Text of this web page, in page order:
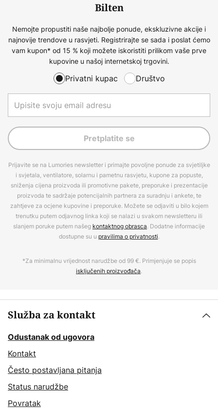
Bilten
Nemojte propustiti naše najbolje ponude, ekskluzivne akcije i
najnovije trendove u rasvjeti. Registrirajte se sada i poslat ćemo
vam kupon* od 15 % koji možete iskoristiti prilikom vaše prve
kupovine u našoj internetskoj trgovini.
Privatni kupac Društvo
Pretplatite se
Prijavite se na Lumories newsletter i primajte povoljne ponude za svjetiljke
i svjetala, ventilatore, solarnu i pametnu rasvjetu, kupone za popuste,
sniženja cijena proizvoda ili promotivne pakete, preporuke i prezentacije
proizvoda te sadržaje potencijalnih partnera za suradnju i ankete, te
zahtjeve za ocjene kupovine i preporuke. Možete se odjaviti u bilo kojem
trenutku putem odjavnog linka koji se nalazi u svakom newsletteru ili
slanjem poruke putem našeg kontaktnog obrasca. Dodatne informacije
dostupne su u pravilima o privatnosti.
*Za minimalnu vrijednost narudžbe od 99 €. Primjenjuje se popis
isključenih proizvođača.
Služba za kontakt
Odustanak od ugovora
Kontakt
Često postavljana pitanja
Status narudžbe
Povratak